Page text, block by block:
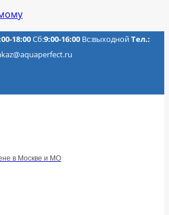
18:00Сб:9:00-16:00 Вс:выходнойТел.:
в Москве и МО